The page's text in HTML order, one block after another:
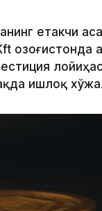
етакчи
Қишлоқ